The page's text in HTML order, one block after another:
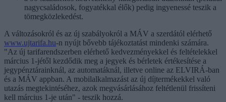
nagycsaládosok, fogyatékkal élők) pedig ingyenessé teszik a
tömegközlekedést.
A változásokról és az új szabályokról a MÁV a szerdától elérhető
www.ujtarifa.hu-n nyújt bővebb tájékoztatást mindenki számára.
"Az új tarifarendszerben elérhető kedvezményekkel és feltételekkel
március 1-jétől kezdődik meg a jegyek és bérletek értékesítése a
jegypénztárainknál, az automatáknál, illetve online az ELVIRÁ-ban
és a MÁV appban. A mobilalkalmazást az új díjtermékekkel való
utazás megtekintéséhez, azok megvásárlásához feltétlenül frissíteni
kell március 1-je után" - teszik hozzá.